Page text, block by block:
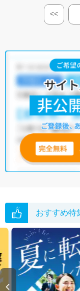
<<
おすすめ特